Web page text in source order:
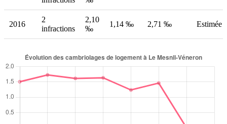
2016
2
infractions
2,10
‰
1,14 ‰ 2,71 ‰ Estimée